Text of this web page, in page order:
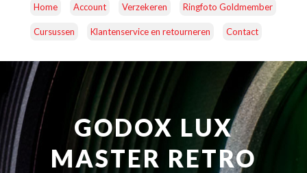
Home Account Verzekeren Ringfoto Goldmember
Cursussen Klantenservice en retourneren Contact
CAMERA’S OBJECTIEVEN ACCESSOIRES
NATUUROBSERVATIE MEDIA EN ENERGIE
STUDIOFOTOGRAFIE OCCASIONS
GODOX LUX
MASTER RETRO